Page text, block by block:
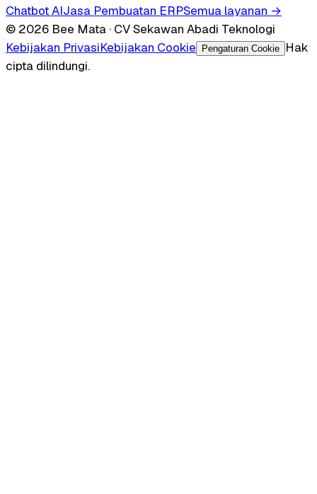
Chatbot AIJasa Pembuatan ERPSemua layanan →
© 2026 Bee Mata · CV Sekawan Abadi Teknologi
Kebijakan PrivasiKebijakan Cookie Pengaturan Cookie
Hak
cipta dilindungi.